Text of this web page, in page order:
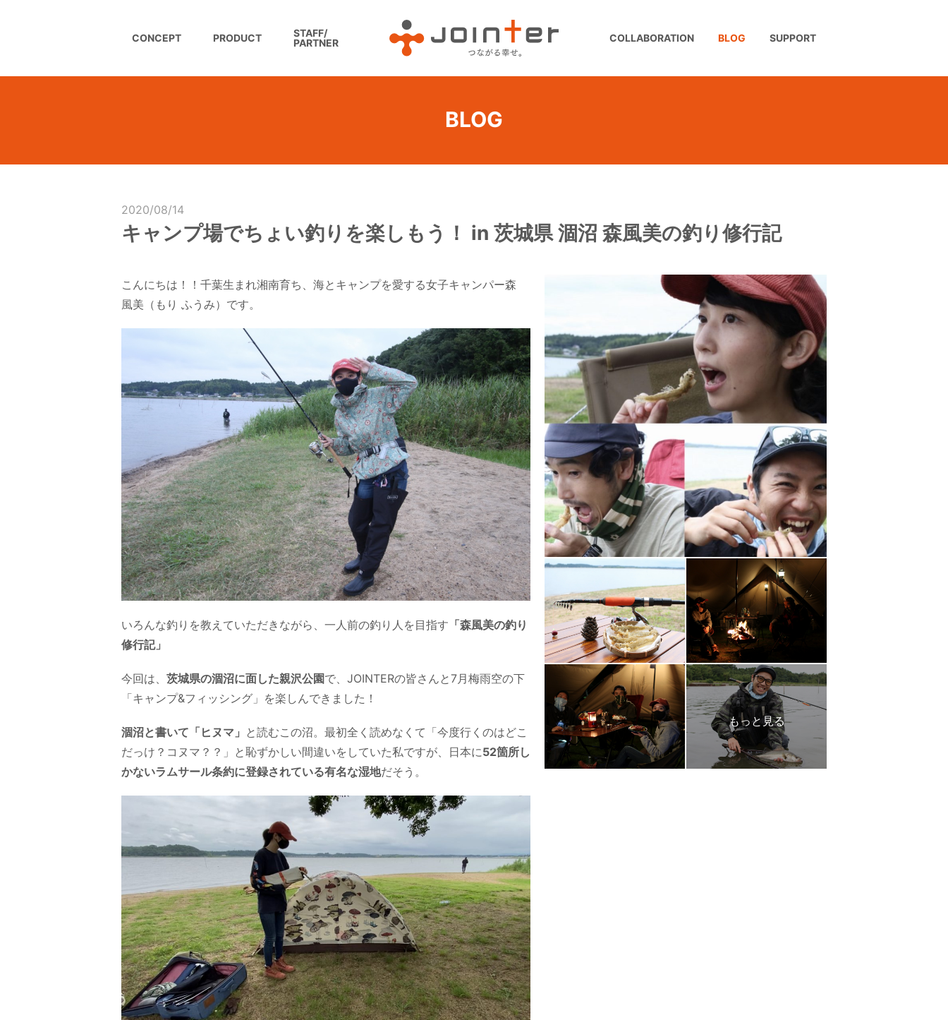
CONCEPT PRODUCT
STAFF/
PARTNER
COLLABORATION BLOG SUPPORT
BLOG
2020/08/14
キャンプ場でちょい釣りを楽しもう！ in 茨城県 涸沼 森風美の釣り修行記
こんにちは！！千葉生まれ湘南育ち、海とキャンプを愛する女子キャンパー森
風美（もり ふうみ）です。
いろんな釣りを教えていただきながら、一人前の釣り人を目指す 「森風美の釣り
修行記」
今回は、 茨城県の涸沼に面した親沢公園で、JOINTERの皆さんと7月梅雨空の下
「キャンプ&フィッシング」を楽しんできました！
涸沼と書いて「ヒヌマ」 と読むこの沼。最初全く読めなくて「今度行くのはどこ
だっけ？コヌマ？？」と恥ずかしい間違いをしていた私ですが、日本に52箇所し
かないラムサール条約に登録されている有名な湿地だそう。